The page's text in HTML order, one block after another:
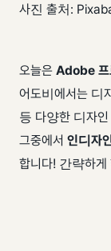
사진 출처:
오늘은 Adobe 프
어도비에서는 디
등 다양한 디자
그중에서 인디자
합니다! 간략하